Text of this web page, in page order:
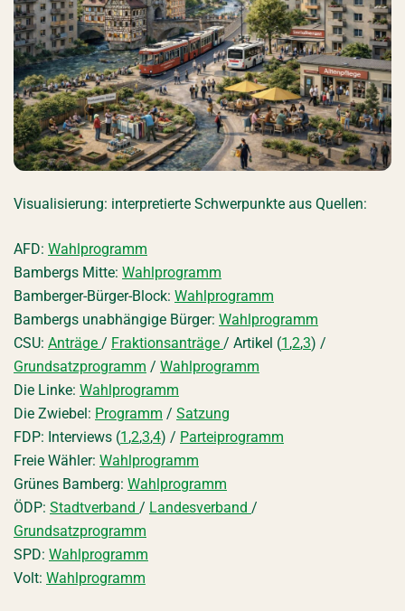
Visualisierung: interpretierte Schwerpunkte aus Quellen:
AFD: Wahlprogramm
Bambergs Mitte: Wahlprogramm
Bamberger-Bürger-Block: Wahlprogramm
Bambergs unabhängige Bürger: Wahlprogramm
CSU: Anträge / Fraktionsanträge / Artikel (1 ,2,3) /
Grundsatzprogramm / Wahlprogramm
Die Linke: Wahlprogramm
Die Zwiebel: Programm / Satzung
FDP: Interviews (1 ,2,3,4) / Parteiprogramm
Freie Wähler: Wahlprogramm
Grünes Bamberg: Wahlprogramm
ÖDP: Stadtverband / Landesverband /
Grundsatzprogramm
SPD: Wahlprogramm
Volt: Wahlprogramm